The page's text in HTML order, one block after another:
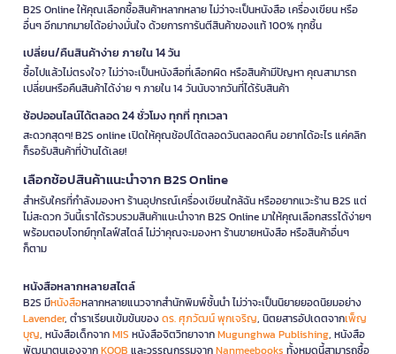
B2S Online ให้คุณเลือกซื้อสินค้าหลากหลาย ไม่ว่าจะเป็นหนังสือ เครื่องเขียน หรือ
อื่นๆ อีกมากมายได้อย่างมั่นใจ ด้วยการการันตีสินค้าของแท้ 100% ทุกชิ้น
เปลี่ยน/คืนสินค้าง่าย ภายใน 14 วัน
ซื้อไปแล้วไม่ตรงใจ? ไม่ว่าจะเป็นหนังสือที่เลือกผิด หรือสินค้ามีปัญหา คุณสามารถ
เปลี่ยนหรือคืนสินค้าได้ง่าย ๆ ภายใน 14 วันนับจากวันที่ได้รับสินค้า
ช้อปออนไลน์ได้ตลอด 24 ชั่วโมง ทุกที่ ทุกเวลา
สะดวกสุดๆ! B2S online เปิดให้คุณช้อปได้ตลอดวันตลอดคืน อยากได้อะไร แค่คลิก
ก็รอรับสินค้าที่บ้านได้เลย!
เลือกช้อปสินค้าแนะนำจาก B2S Online
สำหรับใครที่กำลังมองหา ร้านอุปกรณ์เครื่องเขียนใกล้ฉัน หรืออยากแวะร้าน B2S แต่
ไม่สะดวก วันนี้เราได้รวบรวมสินค้าแนะนำจาก B2S Online มาให้คุณเลือกสรรได้ง่ายๆ
พร้อมตอบโจทย์ทุกไลฟ์สไตล์ ไม่ว่าคุณจะมองหา ร้านขายหนังสือ หรือสินค้าอื่นๆ
ก็ตาม
หนังสือหลากหลายสไตล์
B2S มีหนังสือหลากหลายแนวจากสำนักพิมพ์ชั้นนำ ไม่ว่าจะเป็นนิยายยอดนิยมอย่าง
Lavender, ตำราเรียนเข้มข้นของดร. ศุภวัฒน์ พุกเจริญ, นิตยสารอัปเดตจากเพ็ญ
บุญ, หนังสือเด็กจากMIS หนังสือจิตวิทยาจากMugunghwa Publishing, หนังสือ
พัฒนาตนเองจากKOOB และวรรณกรรมจากNanmeebooks ทั้งหมดนี้สามารถซื้อ